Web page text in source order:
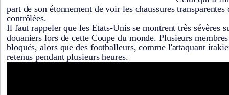
part de son étonnement de voir les chaussures
contrôlées.
Il faut rappeler que les Etats-Unis se montrent très sévères
douaniers lors de cette Coupe du monde. Plusieurs
bloqués, alors que des footballeurs, comme l'attaquant
retenus pendant plusieurs heures.